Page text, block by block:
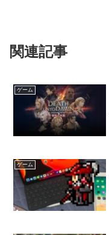
関連記事
ゲーム
ゲーム